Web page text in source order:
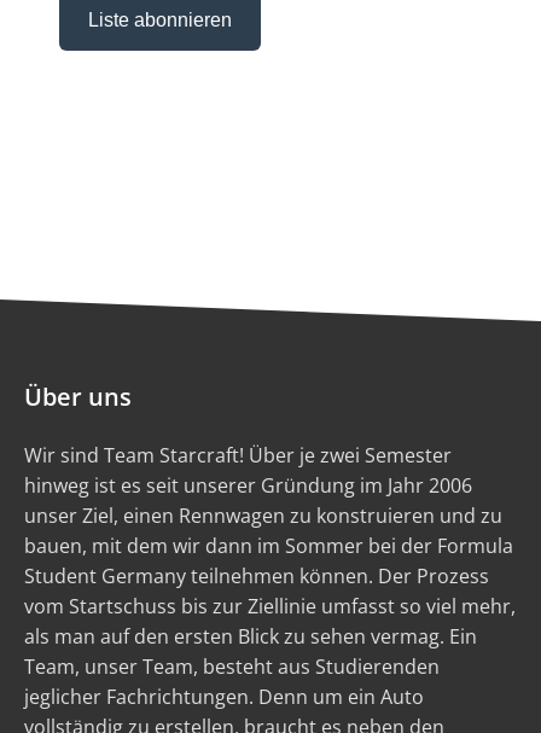
Über uns
Wir sind Team Starcraft! Über je zwei Semester
hinweg ist es seit unserer Gründung im Jahr 2006
unser Ziel, einen Rennwagen zu konstruieren und zu
bauen, mit dem wir dann im Sommer bei der Formula
Student Germany teilnehmen können. Der Prozess
vom Startschuss bis zur Ziellinie umfasst so viel mehr,
als man auf den ersten Blick zu sehen vermag. Ein
Team, unser Team, besteht aus Studierenden
jeglicher Fachrichtungen. Denn um ein Auto
vollständig zu erstellen, braucht es neben den